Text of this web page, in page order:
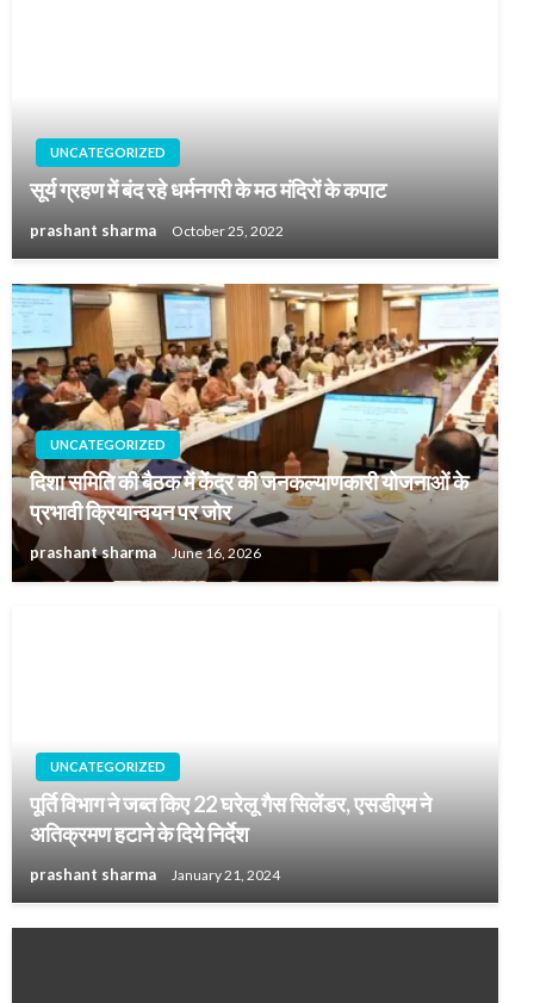
UNCATEGORIZED
सूर्य ग्रहण में बंद रहे धर्मनगरी के मठ मंदिरों के कपाट
prashant sharma October 25, 2022
UNCATEGORIZED
दिशा समिति की बैठक में केंद्र की जनकल्याणकारी योजनाओं के
प्रभावी क्रियान्वयन पर जोर
prashant sharma June 16, 2026
UNCATEGORIZED
पूर्ति विभाग ने जब्त किए 22 घरेलू गैस सिलेंडर, एसडीएम ने
अतिक्रमण हटाने के दिये निर्देश
prashant sharma January 21, 2024